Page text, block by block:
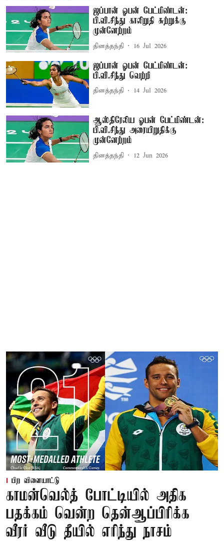
ஜப்பான் ஓபன் பேட்மிண்டன்:
பி.வி.சிந்து காலிறுதி சுற்றுக்கு
முன்னேற்றம்
தினத்தந்தி 16 Jul 2026
ஜப்பான் ஓபன் பேட்மிண்டன்:
பி.வி.சிந்து வெற்றி
தினத்தந்தி 14 Jul 2026
ஆஸ்திரேலிய ஓபன் பேட்மிண்டன்:
பி.வி.சிந்து அரையிறுதிக்கு
முன்னேற்றம்
தினத்தந்தி 12 Jun 2026
பிற விளையாட்டு
காமன்வெல்த் போட்டியில் அதிக
பதக்கம் வென்ற தென்ஆப்பிரிக்க
வீரர் வீடு தீயில் எரிந்து நாசம்